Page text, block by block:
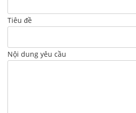
Tiêu đề
Nội dung yêu cầu